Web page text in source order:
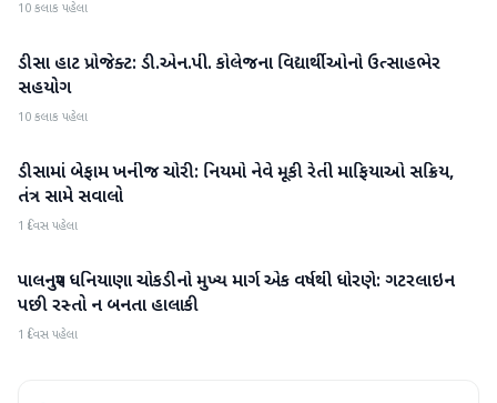
10 કલાક પહેલા
બનાસકાંઠા
ડીસા હાટ પ્રોજેક્ટ: ડી.એન.પી. કોલેજના વિદ્યાર્થીઓનો ઉત્સાહભેર
સહયોગ
10 કલાક પહેલા
બનાસકાંઠા
ડીસામાં બેફામ ખનીજ ચોરી: નિયમો નેવે મૂકી રેતી માફિયાઓ સક્રિય,
તંત્ર સામે સવાલો
1 દિવસ પહેલા
બનાસકાંઠા
પાલનપુર ધનિયાણા ચોકડીનો મુખ્ય માર્ગ એક વર્ષથી ધોરણે: ગટરલાઇન
પછી રસ્તો ન બનતા હાલાકી
1 દિવસ પહેલા